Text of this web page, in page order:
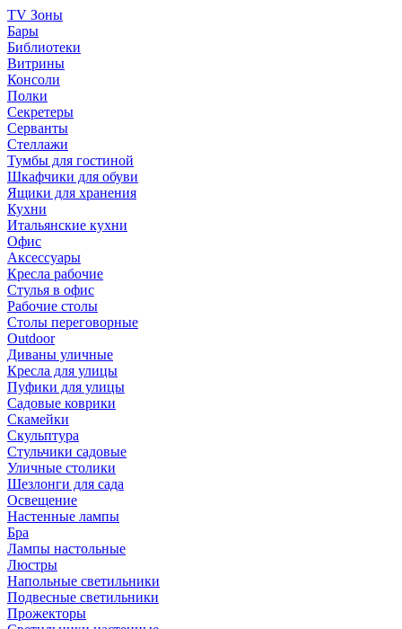
TV Зоны
Бары
Библиотеки
Витрины
Консоли
Полки
Секретеры
Серванты
Стеллажи
Тумбы для гостиной
Шкафчики для обуви
Ящики для хранения
Кухни
Итальянские кухни
Офис
Аксессуары
Кресла рабочие
Стулья в офис
Рабочие столы
Столы переговорные
Outdoor
Диваны уличные
Кресла для улицы
Пуфики для улицы
Садовые коврики
Скамейки
Скульптура
Стульчики садовые
Уличные столики
Шезлонги для сада
Освещение
Hастенные лампы
Бра
Лампы настольные
Люстры
Напольные светильники
Подвесные светильники
Прожекторы